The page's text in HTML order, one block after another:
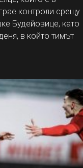
контроли срещу
Будейовице, като
в който тимът